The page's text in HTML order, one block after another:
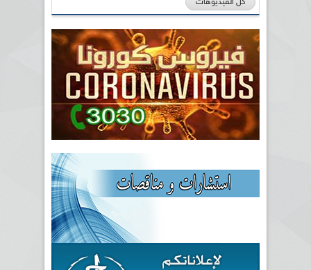
كل الفيديوهات